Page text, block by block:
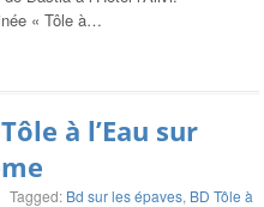
« Tôle à…
à l’Eau sur
Tagged: Bd sur les épaves, BD Tôle à